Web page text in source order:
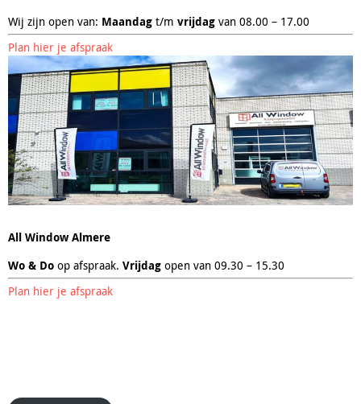
Wij zijn open van: Maandag t/m vrijdag van 08.00 – 17.00
Plan hier je afspraak
All Window Almere
Wo & Do op afspraak. Vrijdag open van 09.30 – 15.30
Plan hier je afspraak